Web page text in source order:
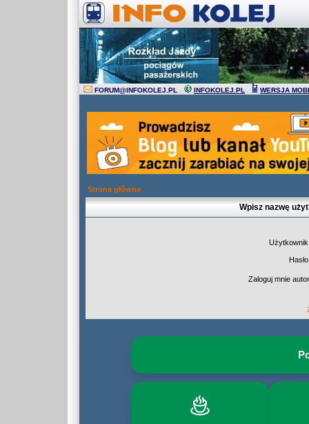
FORUM@INFOKOLEJ.PL INFOKOLEJ.PL WERSJA
Strona główna
Wpisz nazwę
Zaloguj mnie